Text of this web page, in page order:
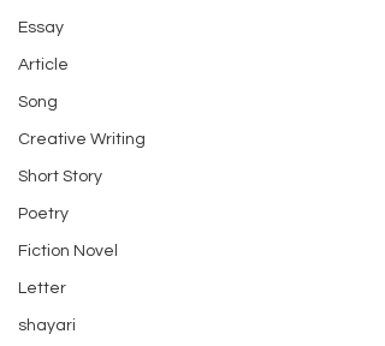
Essay
Article
Song
Creative Writing
Short Story
Poetry
Fiction Novel
Letter
shayari